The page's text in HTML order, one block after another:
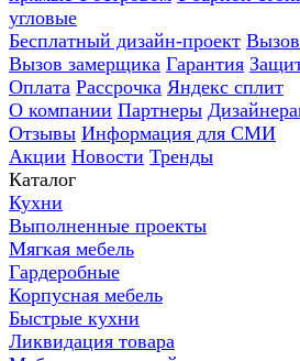
угловые
Бесплатный дизайн-проект
Вызов замерщика Гарантия
Оплата Рассрочка Яндекс сплит
О компании Партнеры
Отзывы Информация для СМИ
Акции Новости Тренды
Каталог
Кухни
Выполненные проекты
Мягкая мебель
Гардеробные
Корпусная мебель
Быстрые кухни
Ликвидация товара